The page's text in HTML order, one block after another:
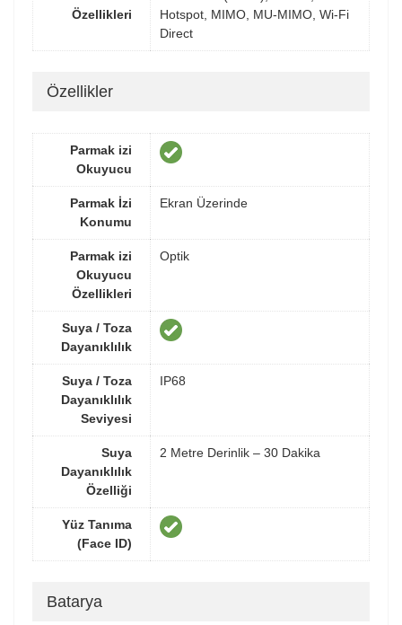
Özellikleri
Hotspot, MIMO, MU-MIMO, Wi-Fi
Direct
Özellikler
Parmak izi
Okuyucu
Parmak İzi
Konumu
Ekran Üzerinde
Parmak izi
Okuyucu
Özellikleri
Optik
Suya / Toza
Dayanıklılık
Suya / Toza
Dayanıklılık
Seviyesi
IP68
Suya
Dayanıklılık
Özelliği
2 Metre Derinlik – 30 Dakika
Yüz Tanıma
(Face ID)
Batarya